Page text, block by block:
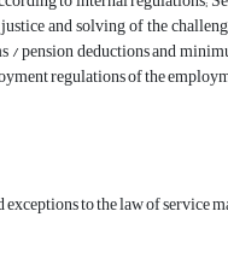
and solving of the
/ pension deductions and
regulations of the
to the law of service